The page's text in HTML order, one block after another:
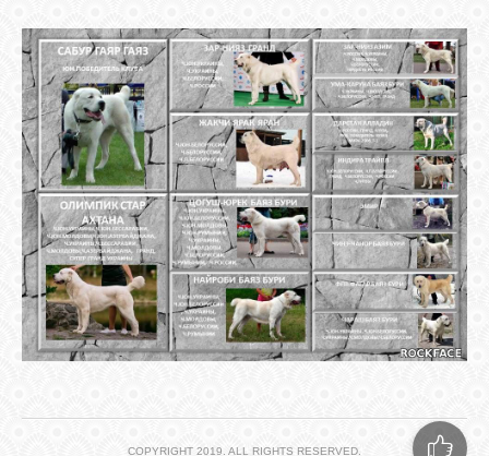
COPYRIGHT 2019. ALL RIGHTS RESERVED.